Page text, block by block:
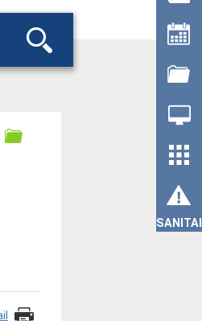
Rechercher